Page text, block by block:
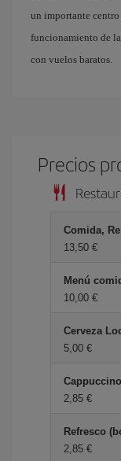
un importante
funcionamiento de
con vuelos baratos.
Precios
Comida,
13,50 €
Menú
10,00 €
Cerveza
5,00 €
2,85 €
Refresco
2,85 €